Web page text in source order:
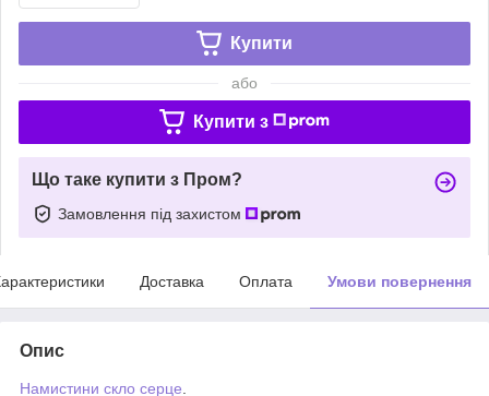
Купити
або
Купити з
Що таке купити з Пром?
Замовлення під захистом
Доставка Оплата Умови повернення
Опис
Намистини скло серце